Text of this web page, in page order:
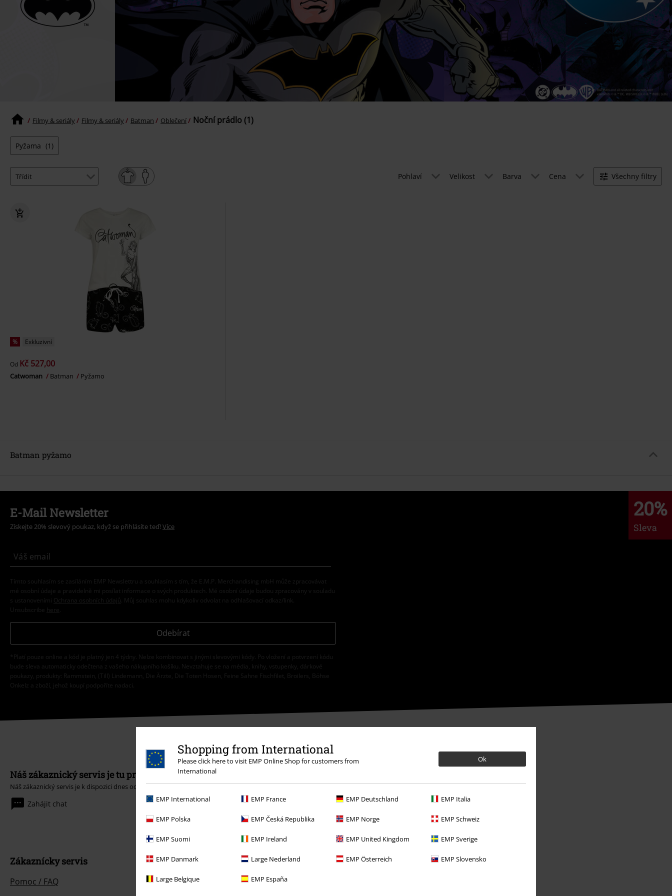
Shopping from International
Please click here to visit EMP Online Shop for customers from
International
Ok
EMP International EMP France EMP Deutschland EMP Italia
EMP Polska EMP Česká Republika EMP Norge EMP Schweiz
EMP Suomi EMP Ireland EMP United Kingdom EMP Sverige
EMP Danmark Large Nederland EMP Österreich EMP Slovensko
Large Belgique EMP España
Filmy & seriály Filmy & seriály Batman Oblečení Noční prádlo (1)
Pyžama (1)
Pohlaví Velikost Barva Cena Všechny filtry
% Exkluzivní
Od Kč 527,00
Catwoman Batman Pyžamo
Batman pyžamo
20%
Sleva
E-Mail Newsletter
Získejte 20% slevový poukaz, když se přihlásíte teď! Více
Tímto souhlasím se zasíláním EMP Newslettru a souhlasím s tím, že E.M.P. Merchandising mbH může zpracovávat
mé osobní údaje a pravidelně mi posílat informace o svých produktech. Mé osobní údaje budou zpracovány v souladu
s ustanoveními
Ochrana osobních údajů . Můj souhlas mohu kdykoliv odvolat na odhlašovací odkaz/link.
Unsubscribe here
Odebírat
*Platí pouze online a kód je platný jen 4 týdny. Nelze kombinovat s jinými slevovými kódy. Po vložení a potvrzení kódu
bude sleva automaticky odečtena z vašeho nákupního košíku. Nevztahuje se na média, knihy, vstupenky, dárkové
poukazy, produkty: Rammstein, (Till) Lindemann, Die Ärzte, Die Toten Hosen, Feine Sahne Fischfilet, Broilers, Böhse
Onkelz a zboží, jehož koupí podpoříte nadaci.
Náš zákaznický servis je tu pro vás
Náš zákaznický servis je k dispozici dnes od 09:00 hod do 17:00 hod.Dozvědět se více
Zahájit chat
Zákaznícky servis
Pomoc / FAQ
Nabídky pro vás
Soutěž
O EMP